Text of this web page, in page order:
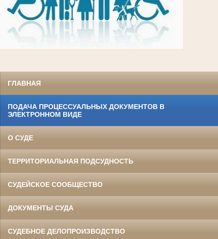
ГЛАВНАЯ
ПОДАЧА ПРОЦЕССУАЛЬНЫХ ДОКУМЕНТОВ В
ЭЛЕКТРОННОМ ВИДЕ
О СУДЕ
ТЕРРИТОРИАЛЬНАЯ ПОДСУДНОСТЬ
СУДЕЙСКОЕ СООБЩЕСТВО
ДОКУМЕНТЫ СУДА
СУДЕБНОЕ ДЕЛОПРОИЗВОДСТВО